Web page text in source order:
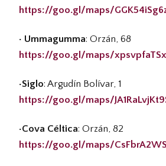
https://goo.gl/maps/
· Ummagumma: Orzán, 68
https://goo.gl/maps/
·Siglo: Argudín Bolívar, 1
https://goo.gl/maps/
·Cova Céltica: Orzán, 82
https://goo.gl/maps/